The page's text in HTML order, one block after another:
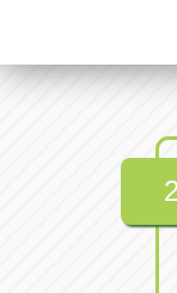
愛
ア
愛